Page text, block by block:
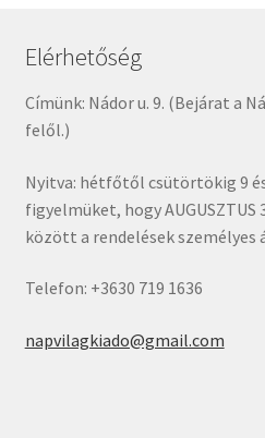
Elérhetőség
Címünk: Nádor u. 9. (Bejárat a
felől.)
Nyitva: hétfőtől csütörtökig 9
figyelmüket, hogy AUGUSZTUS
között a rendelések személyes
Telefon: +3630 719 1636
napvilagkiado@gmail.com